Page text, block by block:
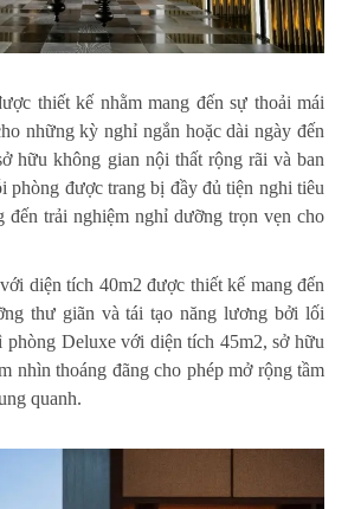
thiết kế nhằm mang đến sự thoải mái
những kỳ nghỉ ngắn hoặc dài ngày đến
hữu không gian nội thất rộng rãi và ban
phòng được trang bị đầy đủ tiện nghi tiêu
đến trải nghiệm nghỉ dưỡng trọn vẹn cho
diện tích 40m2 được thiết kế mang đến
thư giãn và tái tạo năng lương bởi lối
phòng Deluxe với diện tích 45m2, sở hữu
nhìn thoáng đãng cho phép mở rộng tầm
quanh.